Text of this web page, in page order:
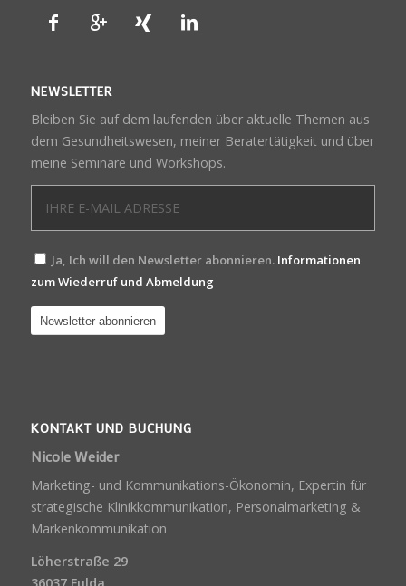
NEWSLETTER
Bleiben Sie auf dem laufenden über aktuelle Themen aus
dem Gesundheitswesen, meiner Beratertätigkeit und über
meine Seminare und Workshops.
Ja, Ich will den Newsletter abonnieren. Informationen
zum Wiederruf und Abmeldung
KONTAKT UND BUCHUNG
Nicole Weider
Marketing- und Kommunikations-Ökonomin, Expertin für
strategische Klinikkommunikation, Personalmarketing &
Markenkommunikation
Löherstraße 29